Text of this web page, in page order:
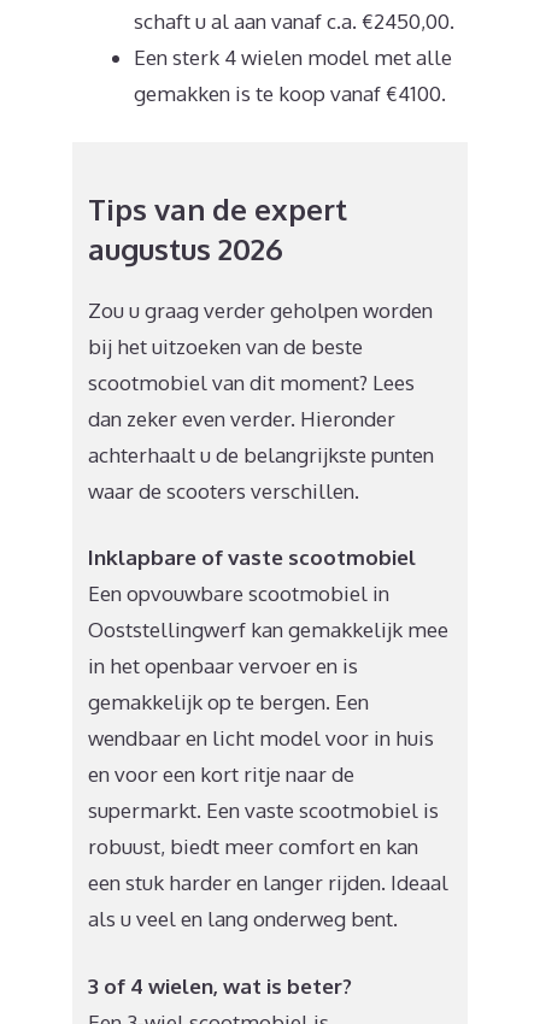
schaft u al aan vanaf c.a. €2450,00.
Een sterk 4 wielen model met alle
gemakken is te koop vanaf €4100.
Tips van de expert
augustus 2026
Zou u graag verder geholpen worden
bij het uitzoeken van de beste
scootmobiel van dit moment? Lees
dan zeker even verder. Hieronder
achterhaalt u de belangrijkste punten
waar de scooters verschillen.
Inklapbare of vaste scootmobiel
Een opvouwbare scootmobiel in
Ooststellingwerf kan gemakkelijk mee
in het openbaar vervoer en is
gemakkelijk op te bergen. Een
wendbaar en licht model voor in huis
en voor een kort ritje naar de
supermarkt. Een vaste scootmobiel is
robuust, biedt meer comfort en kan
een stuk harder en langer rijden. Ideaal
als u veel en lang onderweg bent.
3 of 4 wielen, wat is beter?